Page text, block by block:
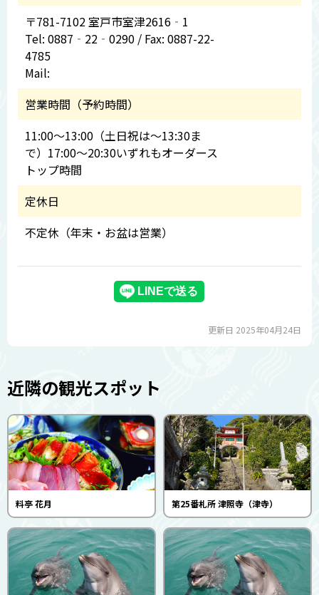
〒781-7102 室戸市室津2616‐1
Tel: 0887‐22‐0290 / Fax: 0887-22-
4785
Mail:
営業時間（予約時間）
11:00～13:00（土日祝は〜13:30ま
で）17:00～20:30いずれもオーダース
トップ時間
定休日
不定休（年末・お盆は営業）
更新日 2025年04月24日
近隣の観光スポット
料亭 花月 第25番札所 津照寺（津寺）